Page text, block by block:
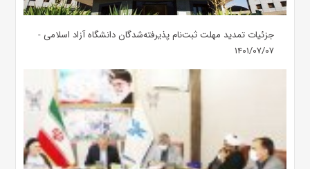
جزئیات تمدید مهلت ثبت‌نام پذیرفته‌شدگان دانشگاه آزاد اسلامی -
۱۴۰۱/۰۷/۰۷